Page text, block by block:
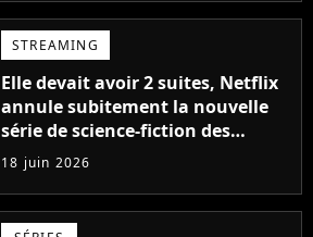
STREAMING
Elle devait avoir 2 suites, Netflix
annule subitement la nouvelle
série de science-fiction des
créateurs de Stranger Things
notée 97%
18 juin 2026